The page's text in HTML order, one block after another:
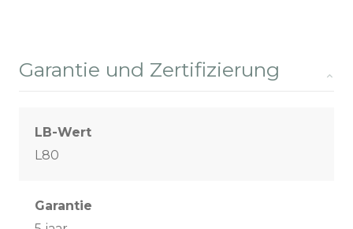
Garantie und Zertifizierung
LB-Wert
L80
Garantie